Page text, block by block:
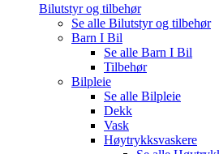
Bilutstyr og tilbehør
Se alle Bilutstyr og tilbehør
Barn I Bil
Se alle Barn I Bil
Tilbehør
Bilpleie
Se alle Bilpleie
Dekk
Vask
Høytrykksvaskere